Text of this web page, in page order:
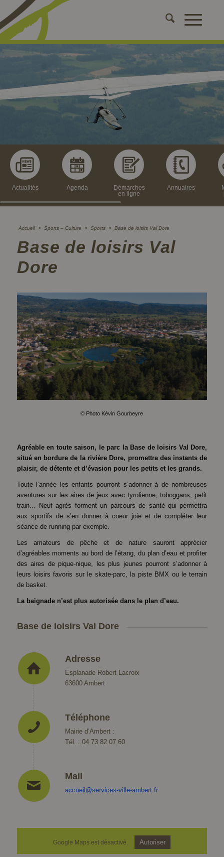
Actualités Agenda
Démarches
en ligne
Annuaires
Accueil > Sports – Culture > Sports > Base de loisirs Val Dore
Base de loisirs Val
Dore
© Photo Kévin Gourbeyre
Agréable en toute saison, le parc la Base de loisirs Val Dore,
situé en bordure de la rivière Dore, promettra des instants de
plaisir, de détente et d’évasion pour les petits et les grands.
Toute l’année les enfants pourront s’adonner à de nombreuses
aventures sur les aires de jeux avec tyrolienne, toboggans, petit
train… Neuf agrès forment un parcours de santé qui permettra
aux sportifs de s’en donner à coeur joie et de compléter leur
séance de running par exemple.
Les amateurs de pêche et de nature sauront apprécier
d’agréables moments au bord de l’étang, du plan d’eau et profiter
des aires de pique-nique, les plus jeunes pourront s’adonner à
leurs loisirs favoris sur le skate-parc, la piste BMX ou le terrain
de basket.
La baignade n’est plus autorisée dans le plan d’eau.
Base de loisirs Val Dore
Adresse
Esplanade Robert Lacroix
63600 Ambert
Téléphone
Mairie d’Ambert :
Tél. : 04 73 82 07 60
Mail
accueil@services-ville-ambert.fr
Google Maps est désactivé. Autoriser